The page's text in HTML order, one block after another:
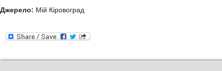
Джерело: Мій Кіровоград